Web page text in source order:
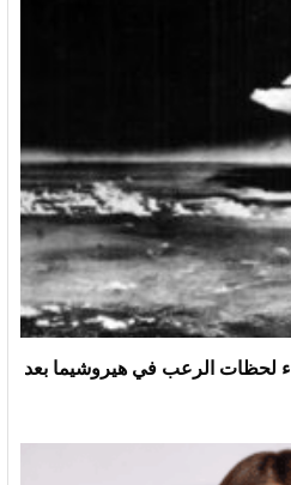
لحظات الرعب في هيروشيما بعد